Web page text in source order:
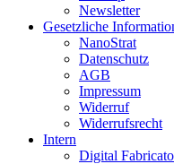
Newsletter
Gesetzliche
NanoStrat
Datenschutz
AGB
Impressum
Widerruf
Widerrufsrecht
Intern
Digital